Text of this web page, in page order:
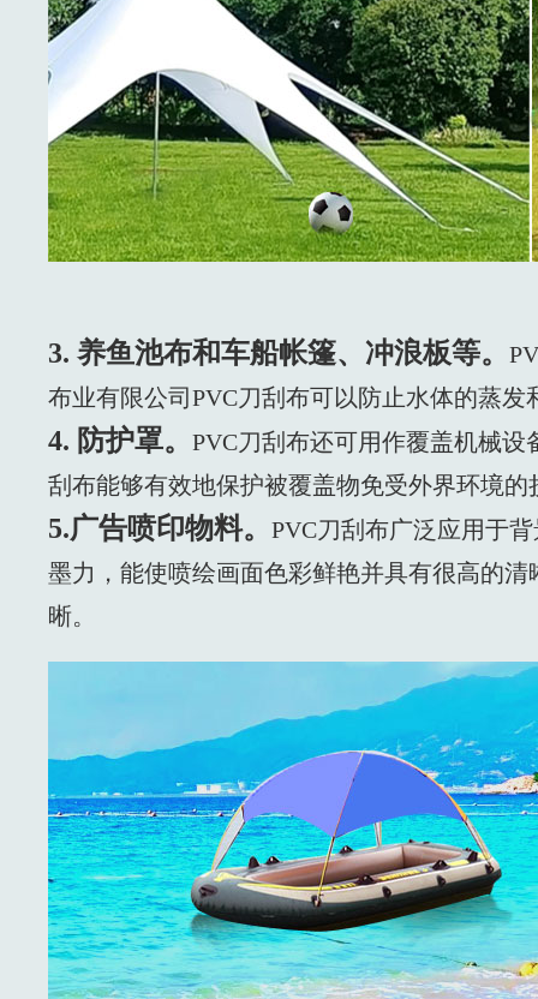
3. 养鱼池布和车船帐篷、冲浪板等。
布业有限公司PVC刀刮布可以防止水体的蒸
4. 防护罩。 PVC刀刮布还可用作覆盖机械
刮布能够有效地保护被覆盖物免受外界环境的
5.广告喷印物料。 PVC刀刮布广泛应用于
墨力，能使喷绘画面色彩鲜艳并具有很高的
晰。